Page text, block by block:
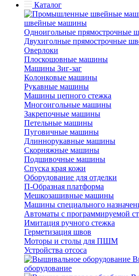
Каталог
швейные машины
Одноигольные прямострочные
Двухиголные прямострочные
Оверлоки
Плоскошовные машины
Машины Зиг-заг
Колонковые машины
Рукавные машины
Машины цепного стежка
Многоигольные машины
Закрепочные машины
Петельные машины
Пуговичные машины
Длиннорукавные машины
Скорняжные машины
Подшивочные машины
Спуска края кожи
Оборудование для отделки
П-Образная платформа
Мешкозашивные машины
Машины специального
Автоматы с программируемой
Имитация ручного стежка
Герметизация швов
Моторы и столы для ПШМ
Устройства отсоса
оборудование